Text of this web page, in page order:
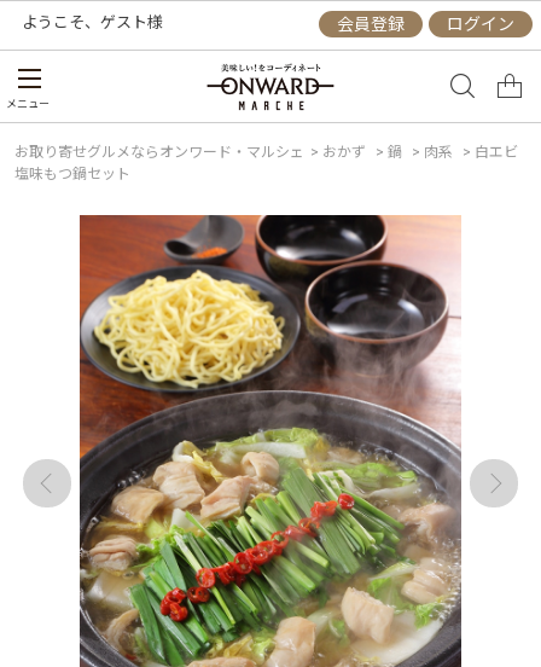
ようこそ、 ゲスト様 会員登録 ログイン
メニュー
お取り寄せグルメならオンワード・マルシェ > おかず > 鍋 > 肉系 > 白エビ
塩味もつ鍋セット